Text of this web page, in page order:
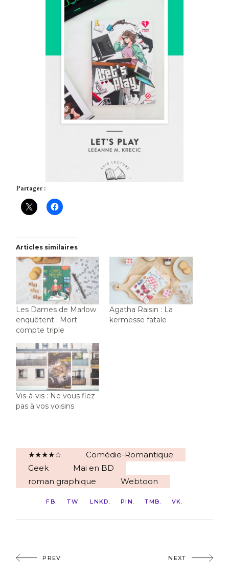
Partager :
Articles similaires
Les Dames de Marlow
enquêtent : Mort
compte triple
Agatha Raisin : La
kermesse fatale
Vis-à-vis : Ne vous fiez
pas à vos voisins
★★★★☆
Comédie-Romantique
Geek
Mai en BD
roman graphique
Webtoon
FB TW LNKD PIN TMB VK
PREV NEXT